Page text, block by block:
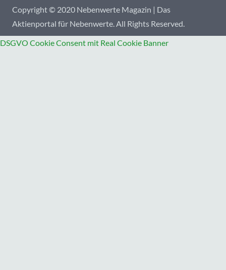
Copyright © 2020 Nebenwerte Magazin | Das
Aktienportal für Nebenwerte. All Rights Reserved.
DSGVO Cookie Consent mit Real Cookie Banner